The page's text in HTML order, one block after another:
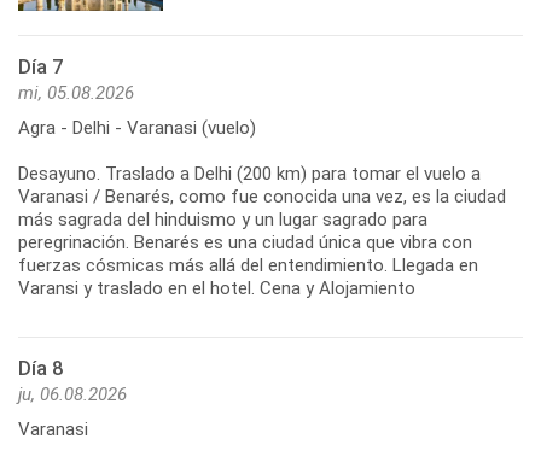
Día 7
mi, 05.08.2026
Agra - Delhi - Varanasi (vuelo)
Desayuno. Traslado a Delhi (200 km) para tomar el vuelo a
Varanasi / Benarés, como fue conocida una vez, es la ciudad
más sagrada del hinduismo y un lugar sagrado para
peregrinación. Benarés es una ciudad única que vibra con
fuerzas cósmicas más allá del entendimiento. Llegada en
Varansi y traslado en el hotel. Cena y Alojamiento
Día 8
ju, 06.08.2026
Varanasi